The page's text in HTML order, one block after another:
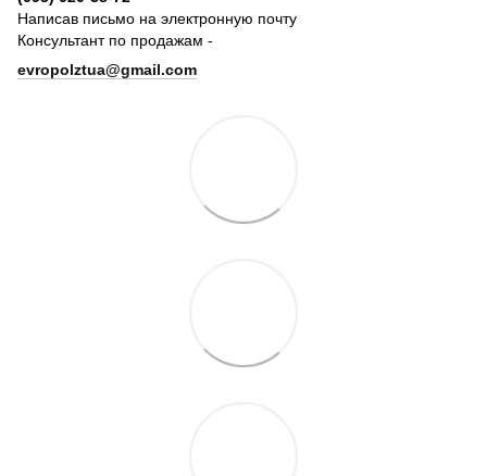
Написав письмо на электронную почту
Консультант по продажам -
evropolztua@gmail.com